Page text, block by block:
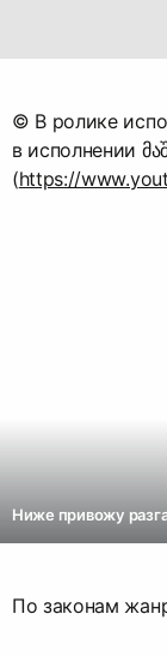
© В ролике
в исполнении
(https://
Ниже привожу
По законам